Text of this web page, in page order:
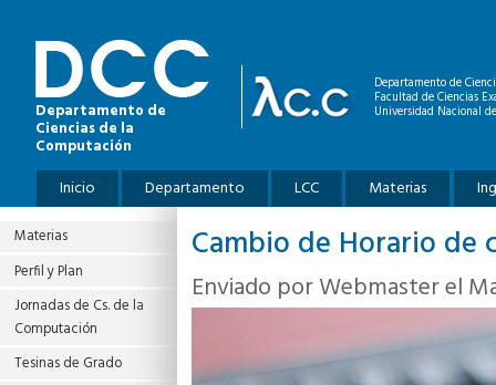
Departamento de
Ciencias de la
Computación
Departamento de
Facultad de Ciencias
Universidad Nacional
Menú principal
Inicio Departamento LCC Materias
Materias
Perfil y Plan
Jornadas de Cs. de la
Computación
Tesinas de Grado
Cambio de Horario de
Enviado porWebmasterel